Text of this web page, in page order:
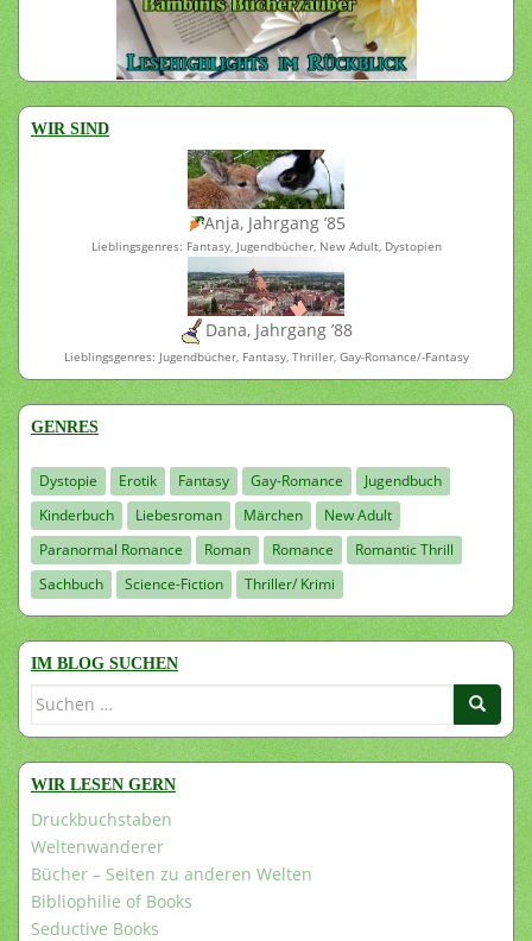
WIR SIND
Anja, Jahrgang ’85
Lieblingsgenres: Fantasy, Jugendbücher, New Adult, Dystopien
Dana, Jahrgang ’88
Lieblingsgenres: Jugendbücher, Fantasy, Thriller, Gay-Romance/-Fantasy
GENRES
Dystopie Erotik Fantasy Gay-Romance
Jugendbuch
Kinderbuch
Liebesroman Märchen
New Adult
Paranormal Romance
Roman Romance
Romantic Thrill
Sachbuch
Science-Fiction Thriller/ Krimi
IM BLOG SUCHEN
Suchen
WIR LESEN GERN
Druckbuchstaben
Weltenwanderer
Bücher – Seiten zu anderen Welten
Bibliophilie of Books
Seductive Books